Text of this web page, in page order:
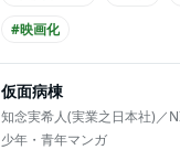
#映画化
仮面病棟
知念実希人(実業之日本社)／
少年・青年マンガ